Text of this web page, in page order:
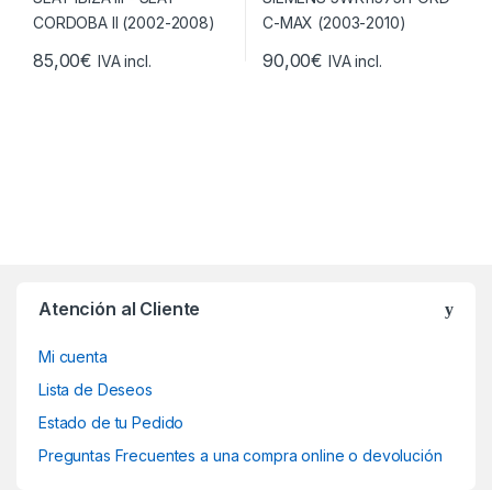
85,00€ IVA incl. 90,00€ IVA incl.
Atención al Cliente
Mi cuenta
Lista de Deseos
Estado de tu Pedido
Preguntas Frecuentes a una compra online o devolución